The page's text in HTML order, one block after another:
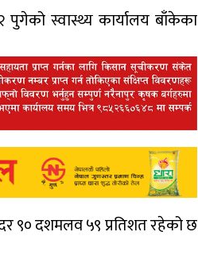
स्वास्थ्य कार्यालय बाँकेका
९० दशमलव ५९ प्रतिशत रहेको छ